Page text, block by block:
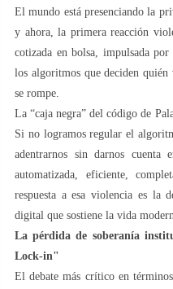
El mundo está presenciando la
y ahora, la primera reacción
cotizada en bolsa, impulsada
los algoritmos que deciden
se rompe.
La “caja negra” del código de
Si no logramos regular el
adentrarnos sin darnos
automatizada, eficiente,
respuesta a esa violencia es la
digital que sostiene la vida
La pérdida de soberanía
Lock-in"
El debate más crítico en